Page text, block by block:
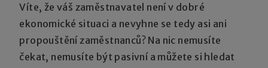
Víte, že váš zaměstnavatel není v dobré
ekonomické situaci a nevyhne se tedy asi ani
propouštění zaměstnanců? Na nic nemusíte
čekat, nemusíte být pasivní a můžete si hledat